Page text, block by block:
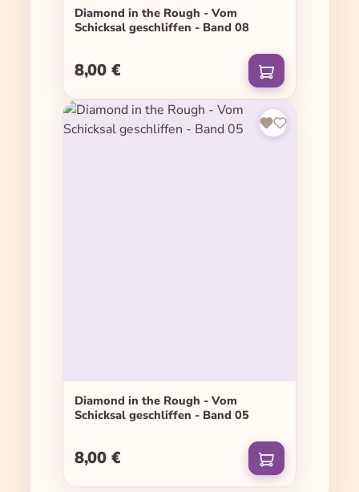
Diamond in the Rough - Vom
Schicksal geschliffen - Band 08
Regulärer Preis:
8,00 €
Diamond in the Rough - Vom
Schicksal geschliffen - Band 05
Regulärer Preis:
8,00 €